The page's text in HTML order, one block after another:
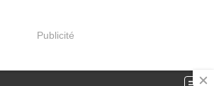
Publicité